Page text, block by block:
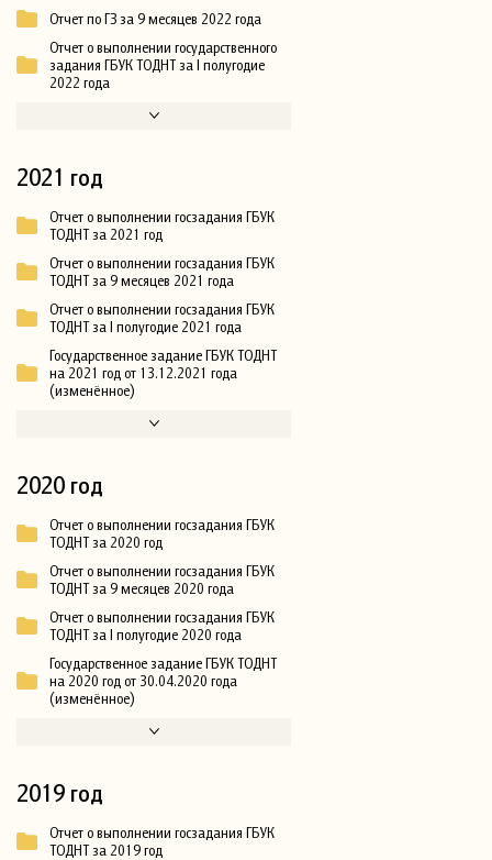
Отчет по ГЗ за 9 месяцев 2022 года
Отчет о выполнении государственного
задания ГБУК ТОДНТ за I полугодие
2022 года
2021 год
Отчет о выполнении госзадания ГБУК
ТОДНТ за 2021 год
Отчет о выполнении госзадания ГБУК
ТОДНТ за 9 месяцев 2021 года
Отчет о выполнении госзадания ГБУК
ТОДНТ за I полугодие 2021 года
Государственное задание ГБУК ТОДНТ
на 2021 год от 13.12.2021 года
(изменённое)
2020 год
Отчет о выполнении госзадания ГБУК
ТОДНТ за 2020 год
Отчет о выполнении госзадания ГБУК
ТОДНТ за 9 месяцев 2020 года
Отчет о выполнении госзадания ГБУК
ТОДНТ за I полугодие 2020 года
Государственное задание ГБУК ТОДНТ
на 2020 год от 30.04.2020 года
(изменённое)
2019 год
Отчет о выполнении госзадания ГБУК
ТОДНТ за 2019 год